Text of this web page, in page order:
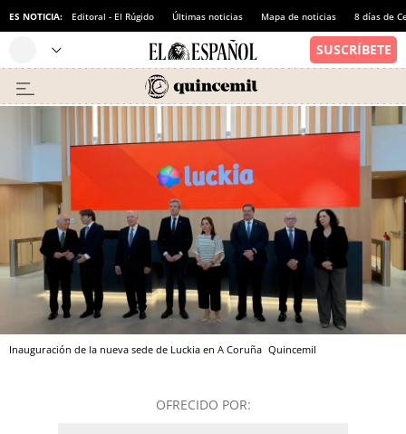
ES NOTICIA: Editoral - El Rúgido Últimas noticias Mapa de noticias 8 días de
Inauguración de la nueva sede de Luckia en A Coruña Quincemil
OFRECIDO POR: